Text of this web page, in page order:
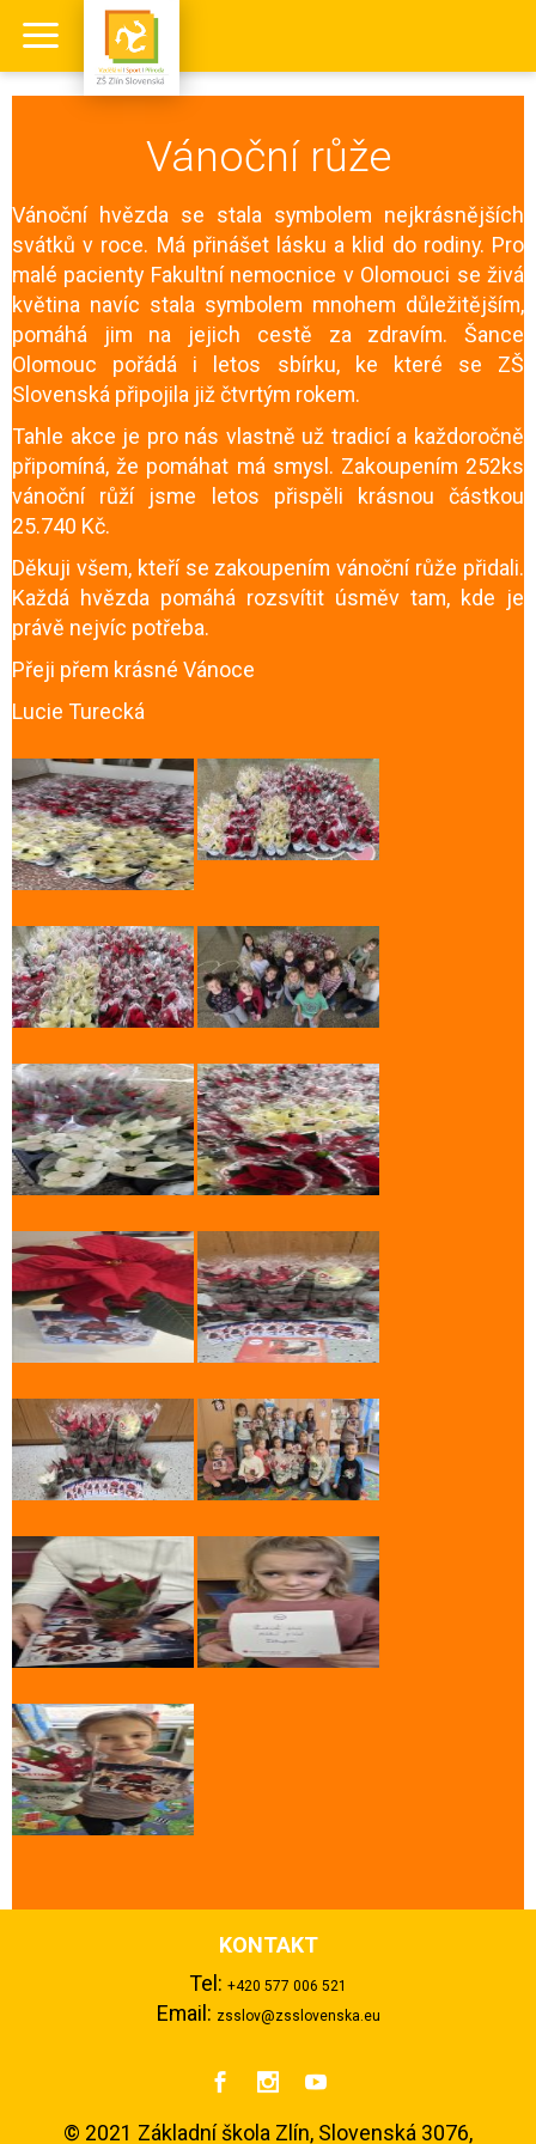
Vánoční růže
Vánoční hvězda se stala symbolem nejkrásnějších
svátků v roce. Má přinášet lásku a klid do rodiny. Pro
malé pacienty Fakultní nemocnice v Olomouci se živá
květina navíc stala symbolem mnohem důležitějším,
pomáhá jim na jejich cestě za zdravím. Šance
Olomouc pořádá i letos sbírku, ke které se ZŠ
Slovenská připojila již čtvrtým rokem.
Tahle akce je pro nás vlastně už tradicí a každoročně
připomíná, že pomáhat má smysl. Zakoupením 252ks
vánoční růží jsme letos přispěli krásnou částkou
25.740 Kč.
Děkuji všem, kteří se zakoupením vánoční růže přidali.
Každá hvězda pomáhá rozsvítit úsměv tam, kde je
právě nejvíc potřeba.
Přeji přem krásné Vánoce
Lucie Turecká
KONTAKT
Tel: +420 577 006 521
Email: zsslov@zsslovenska.eu
  
© 2021 Základní škola Zlín, Slovenská 3076,